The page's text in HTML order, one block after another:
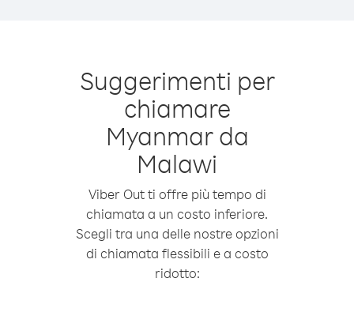
Suggerimenti per
chiamare
Myanmar da
Malawi
Viber Out ti offre più tempo di
chiamata a un costo inferiore.
Scegli tra una delle nostre opzioni
di chiamata flessibili e a costo
ridotto: